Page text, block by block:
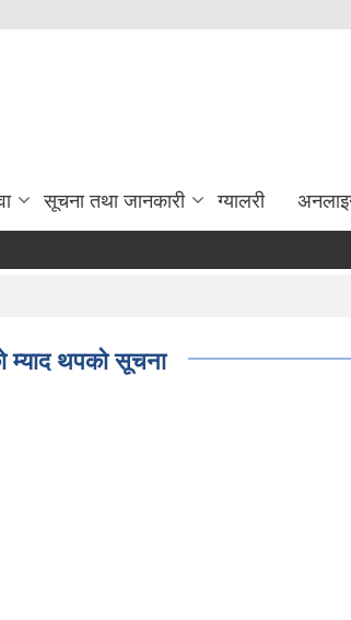
सूचना तथा जानकारी ग्यालरी
म्याद थपको सूचना